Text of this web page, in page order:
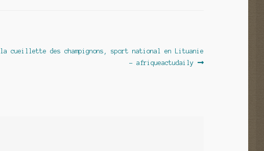
Article
la cueillette des champignons, sport national en Lituanie
– afriqueactudaily